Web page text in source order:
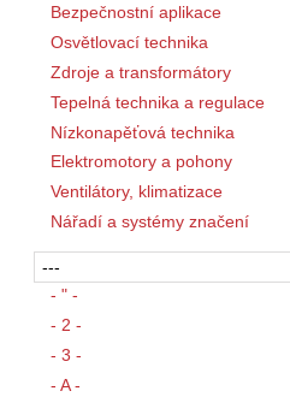
Bezpečnostní aplikace
Osvětlovací technika
Zdroje a transformátory
Tepelná technika a regulace
Nízkonapěťová technika
Elektromotory a pohony
Ventilátory, klimatizace
Nářadí a systémy značení
- " -
- 2 -
- 3 -
- A -